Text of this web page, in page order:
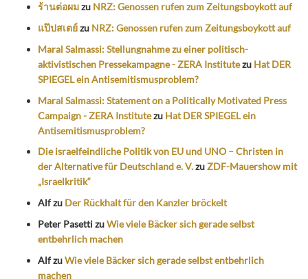
ร้านต่อผมzu NRZ: Genossen rufen zum Zeitungsboykott auf
แป๊ปสเตย์zu NRZ: Genossen rufen zum Zeitungsboykott auf
Maral Salmassi: Stellungnahme zu einer politisch-
aktivistischen Pressekampagne - ZERA Institutezu Hat DER
SPIEGEL ein Antisemitismusproblem?
Maral Salmassi: Statement on a Politically Motivated Press
Campaign - ZERA Institutezu Hat DER SPIEGEL ein
Antisemitismusproblem?
Die israelfeindliche Politik von EU und UNO – Christen in
der Alternative für Deutschland e. V.zuZDF-Mauershow mit
„Israelkritik“
Alfzu Der Rückhalt für den Kanzler bröckelt
Peter PasettizuWie viele Bäcker sich gerade selbst
entbehrlich machen
AlfzuWie viele Bäcker sich gerade selbst entbehrlich
machen